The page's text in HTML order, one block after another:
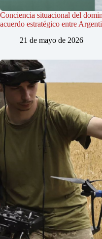
Conciencia situacional del
acuerdo estratégico entre
21 de mayo de 2026